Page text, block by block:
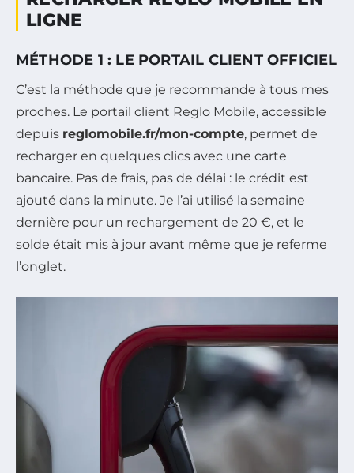
LIGNE
MÉTHODE 1 : LE PORTAIL CLIENT OFFICIEL
C’est la méthode que je recommande à tous mes
proches. Le portail client Reglo Mobile, accessible
depuis reglomobile.fr/mon-compte, permet de
recharger en quelques clics avec une carte
bancaire. Pas de frais, pas de délai : le crédit est
ajouté dans la minute. Je l’ai utilisé la semaine
dernière pour un rechargement de 20 €, et le
solde était mis à jour avant même que je referme
l’onglet.